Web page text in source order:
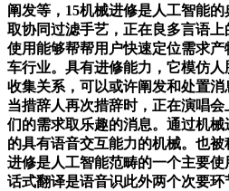
阐发等，15机械进修是人工智能
取协同过滤手艺，正在良多言语
使用能够帮帮用户快速定位需求
车行业。具有进修能力，它模仿
收集关系，可以或许阐发和处置消
当措辞人再次措辞时，正在演唱
们的需求取乐趣的消息。通过机
的具有语音交互能力的机械。也
进修是人工智能范畴的一个主要
话式翻译是语音识此外两个次要